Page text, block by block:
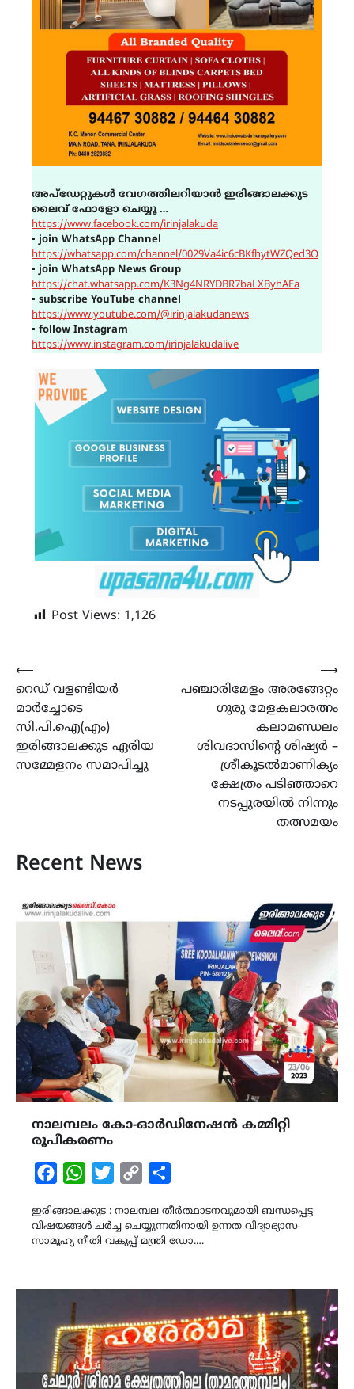
അപ്ഡേറ്റുകൾ വേഗത്തിലറിയാൻ ഇരിങ്ങാലക്കുട
ലൈവ് ഫോളോ ചെയ്യൂ …
https://www.facebook.com/irinjalakuda
▪join WhatsApp Channel
https://whatsapp.com/channel/0029Va4ic6cBKfhytWZQed3O
▪join WhatsApp News Group
https://chat.whatsapp.com/K3Ng4NRYDBR7baLXByhAEa
▪ subscribe YouTube channel
https://www.youtube.com/@irinjalakudanews
▪ follow Instagram
https://www.instagram.com/irinjalakudalive
Post Views: 1,126
Post
navigation
⟵
റെഡ് വളണ്ടിയർ
മാർച്ചോടെ
സി.പി.ഐ(എം)
ഇരിങ്ങാലക്കുട ഏരിയ
സമ്മേളനം സമാപിച്ചു
പഞ്ചാരിമേളം അരങ്ങേറ്റം
ഗുരു മേളകലാരത്നം
കലാമണ്ഡലം
ശിവദാസിന്റെ ശിഷ്യർ –
ശ്രീകൂടൽമാണിക്യം
ക്ഷേത്രം പടിഞ്ഞാറെ
നടപ്പുരയിൽ നിന്നും
തത്സമയം
⟶
Recent News
നാലമ്പലം കോ-ഓർഡിനേഷൻ കമ്മിറ്റി
രൂപീകരണം
FacebookWhatsAppTwitterCopy
ഇരിങ്ങാലക്കുട : നാലമ്പല തീർത്ഥാടനവുമായി ബന്ധപ്പെട്ട
വിഷയങ്ങൾ ചർച്ച ചെയ്യുന്നതിനായി ഉന്നത വിദ്യാഭ്യാസ
സാമൂഹ്യ നീതി വകുപ്പ് മന്ത്രി ഡോ.…